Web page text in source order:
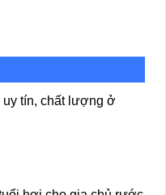
uy tín, chất lượng ở